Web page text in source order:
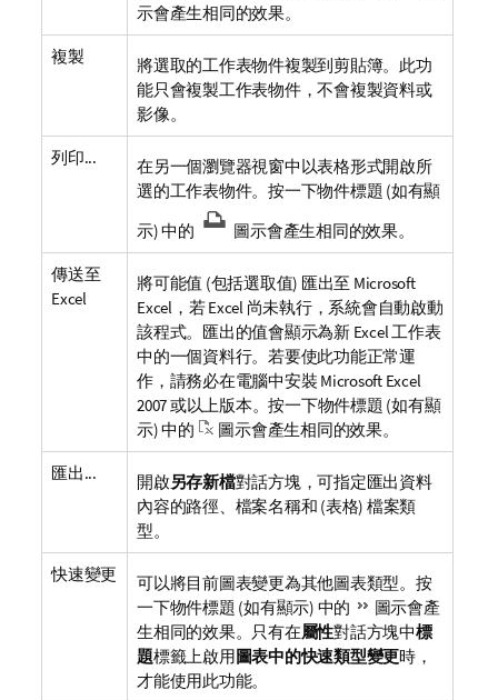
示會產生相同的效果。
複製
將選取的工作表物件複製到剪貼簿。此功
能只會複製工作表物件，不會複製資料或
影像。
列印...
在另一個瀏覽器視窗中以表格形式開啟所
選的工作表物件。按一下物件標題 (如有顯
示) 中的
圖示會產生相同的效果。
傳送至
Excel
將可能值 (包括選取值) 匯出至 Microsoft
Excel，若 Excel 尚未執行，系統會自動啟動
該程式。匯出的值會顯示為新 Excel 工作表
中的一個資料行。若要使此功能正常運
作，請務必在電腦中安裝 Microsoft Excel
2007 或以上版本。按一下物件標題 (如有顯
示) 中的
圖示會產生相同的效果。
匯出... 開啟另存新檔對話方塊，可指定匯出資料
內容的路徑、檔案名稱和 (表格) 檔案類
型。
快速變更
可以將目前圖表變更為其他圖表類型。按
一下物件標題 (如有顯示) 中的
圖示會產
生相同的效果。只有在屬性對話方塊中標
題標籤上啟用圖表中的快速類型變更時，
才能使用此功能。